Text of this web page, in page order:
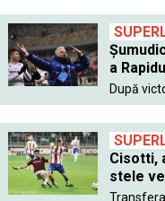
a
După
Cisotti,
stele